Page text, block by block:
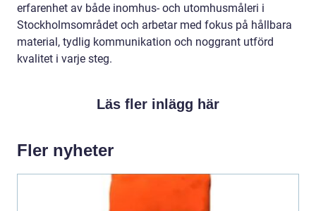
erfarenhet av både inomhus- och utomhusmåleri i
Stockholmsområdet och arbetar med fokus på hållbara
material, tydlig kommunikation och noggrant utförd
kvalitet i varje steg.
Läs fler inlägg här
Fler nyheter